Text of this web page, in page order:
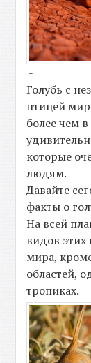
-
Голубь с
птицей
более чем
которые
людям.
Давайте
факты о
На всей
видов
мира,
областей,
тропиках.